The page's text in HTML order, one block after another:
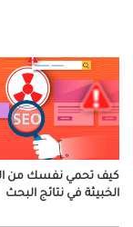
كيف تحمي نفسك من
الخبيثة في نتائج البحث